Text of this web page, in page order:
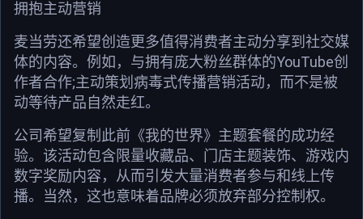
拥抱主动营销
麦当劳还希望创造更多值得消费者主动分享到社交媒
体的内容。例如，与拥有庞大粉丝群体的YouTube创
作者合作;主动策划病毒式传播营销活动，而不是被
动等待产品自然走红。
公司希望复制此前《我的世界》主题套餐的成功经
验。该活动包含限量收藏品、门店主题装饰、游戏内
数字奖励内容，从而引发大量消费者参与和线上传
播。当然，这也意味着品牌必须放弃部分控制权。